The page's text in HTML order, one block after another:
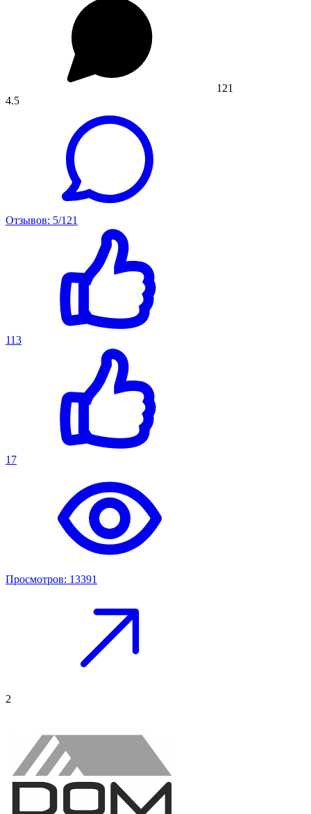
121
4.5
Отзывов: 5/121
113
17
Просмотров: 13391
2